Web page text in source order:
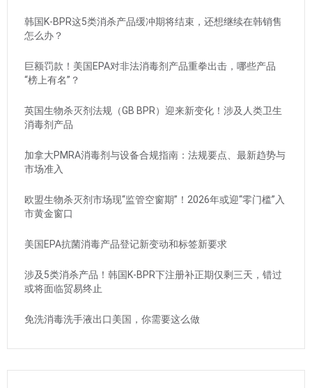
韩国K-BPR这5类消杀产品缓冲期将结束，还想继续在韩销售
怎么办？
巨额罚款！美国EPA对非法消毒剂产品重拳出击，哪些产品
“榜上有名”？
英国生物杀灭剂法规（GB BPR）迎来新变化！涉及人类卫生
消毒剂产品
加拿大PMRA消毒剂与设备合规指南：法规要点、最新趋势与
市场准入
欧盟生物杀灭剂市场现“监管空窗期”！2026年或迎“零门槛”入
市黄金窗口
美国EPA抗菌消毒产品登记新变动和标签新要求
涉及5类消杀产品！韩国K-BPR下注册补正期仅剩三天，错过
或将面临贸易终止
免洗消毒洗手液出口美国，你需要这么做